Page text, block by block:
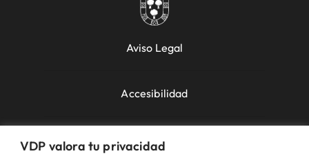
VDP valora tu privacidad
Aviso Legal
Accesibilidad
Política de Cookies